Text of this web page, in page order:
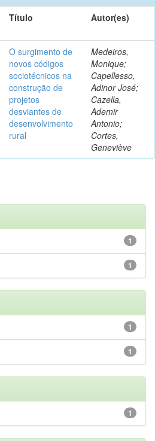
Título Autor(es)
O surgimento de
novos códigos
sociotécnicos na
construção de
projetos
desviantes de
desenvolvimento
rural
Medeiros,
Monique;
Capellesso,
Adinor José;
Cazella,
Ademir
Antonio;
Cortes,
Geneviève
1
1
1
1
1